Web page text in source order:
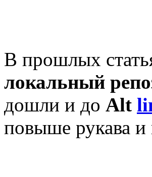
В прошлых
локальный
дошли и до Alt
повыше рукава